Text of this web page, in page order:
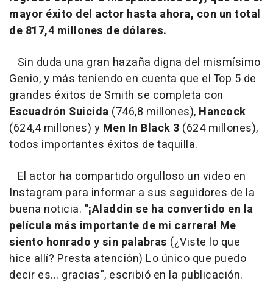
mayor éxito del actor hasta ahora, con un total
de 817,4 millones de dólares.
Sin duda una gran hazaña digna del mismísimo
Genio, y más teniendo en cuenta que el Top 5 de
grandes éxitos de Smith se completa con
Escuadrón Suicida (746,8 millones), Hancock
(624,4 millones) y Men In Black 3 (624 millones),
todos importantes éxitos de taquilla.
El actor ha compartido orgulloso un video en
Instagram para informar a sus seguidores de la
buena noticia. "¡Aladdin se ha convertido en la
película más importante de mi carrera! Me
siento honrado y sin palabras (¿Viste lo que
hice allí? Presta atención) Lo único que puedo
decir es... gracias", escribió en la publicación.